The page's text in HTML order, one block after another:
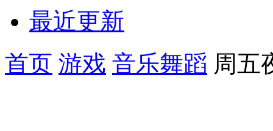
最近更新
首页 游戏 音乐舞蹈 周五